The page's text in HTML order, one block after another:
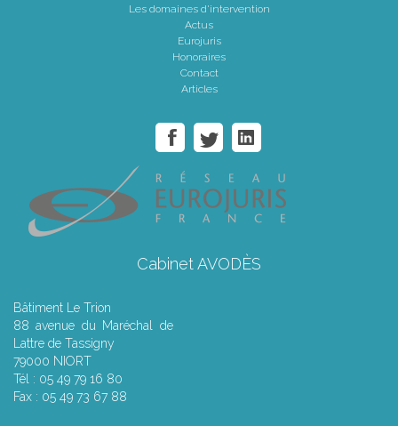
Les domaines d'intervention
Actus
Eurojuris
Honoraires
Contact
Articles
Cabinet AVODÈS
Bâtiment Le Trion
88 avenue du Maréchal de
Lattre de Tassigny
79000 NIORT
Tél : 05 49 79 16 80
Fax : 05 49 73 67 88